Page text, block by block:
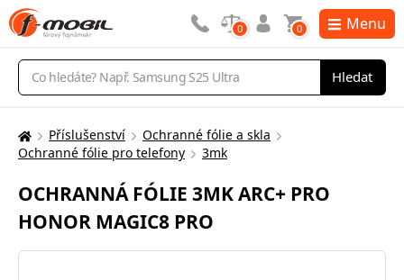
Vyhledávání
Hledat
0 0 Menu
Zde
nacházíte:
Příslušenství
Ochranné fólie a skla
Ochranné fólie pro telefony
3mk
OCHRANNÁ FÓLIE 3MK ARC+ PRO
HONOR MAGIC8 PRO